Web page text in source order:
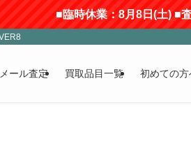
業：8月8日(土) ■査定：LINEとメ
メール査定 買取品目一覧 初めての方